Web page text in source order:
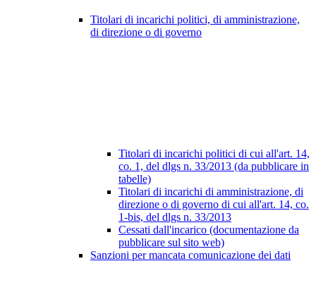
Titolari di incarichi politici, di amministrazione,
di direzione o di governo
Titolari di incarichi politici di cui all'art. 14,
co. 1, del dlgs n. 33/2013 (da pubblicare in
tabelle)
Titolari di incarichi di amministrazione, di
direzione o di governo di cui all'art. 14, co.
1-bis, del dlgs n. 33/2013
Cessati dall'incarico (documentazione da
pubblicare sul sito web)
Sanzioni per mancata comunicazione dei dati